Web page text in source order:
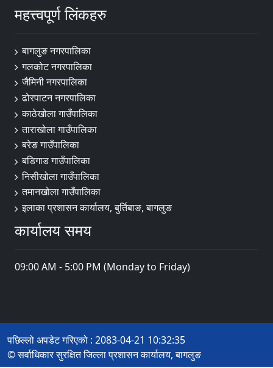
महत्त्वपूर्ण लिंकहरु
बागलुङ नगरपालिका
गलकोट नगरपालिका
जैमिनी नगरपालिका
ढोरपाटन नगरपालिका
काठेखोला गाउँपालिका
ताराखोला गाउँपालिका
बरेङ गाउँपालिका
बडिगाड गाउँपालिका
निसीखोला गाउँपालिका
तमानखोला गाउँपालिका
इलाका प्रशासन कार्यालय, बुर्तिबाङ, बागलुङ
कार्यालय समय
09:00 AM - 5:00 PM (Monday to Friday)
पछिल्लो अपडेट गरिएको : 2083-04-21 10:32:35
© सर्वाधिकार सुरक्षित जिल्ला प्रशासन कार्यालय, बागलुङ